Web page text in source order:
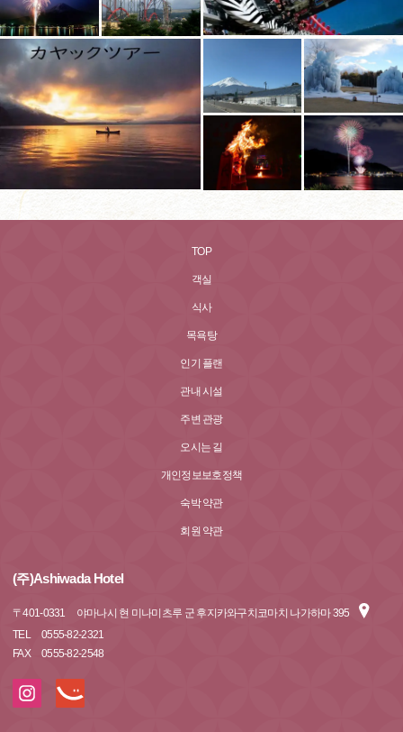
TOP
객실
식사
목욕탕
인기 플랜
관내 시설
주변 관광
오시는 길
개인정보보호정책
숙박 약관
회원 약관
(주)Ashiwada Hotel
〒401-0331
야마나시 현 미나미츠루 군 후지카와구치코마치 나가하마 395
TEL
0555-82-2321
FAX
0555-82-2548